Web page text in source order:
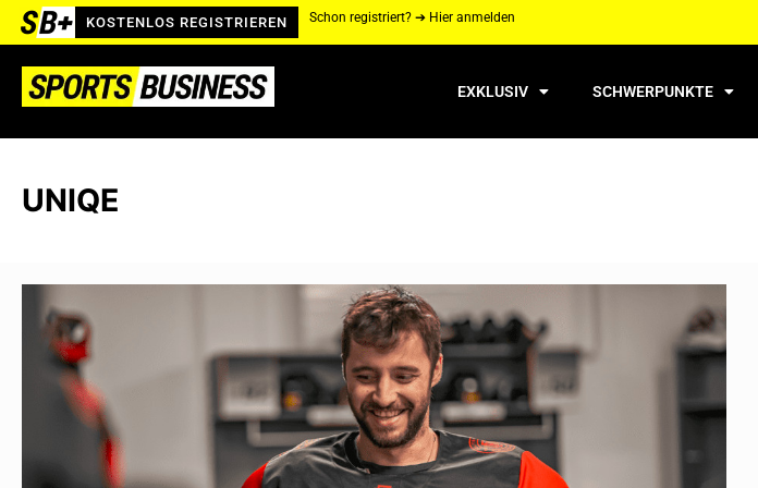
KOSTENLOS REGISTRIEREN Schon registriert? ➔ Hier anmelden
EXKLUSIV SCHWERPUNKTE
UNIQE